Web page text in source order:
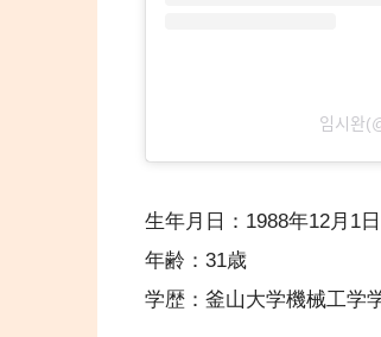
生年月日：1988年12月1日
年齢：31歳
学歴：釜山大学機械工学